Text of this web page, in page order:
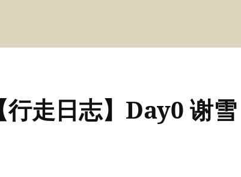
【行走日志】Day0 谢雪